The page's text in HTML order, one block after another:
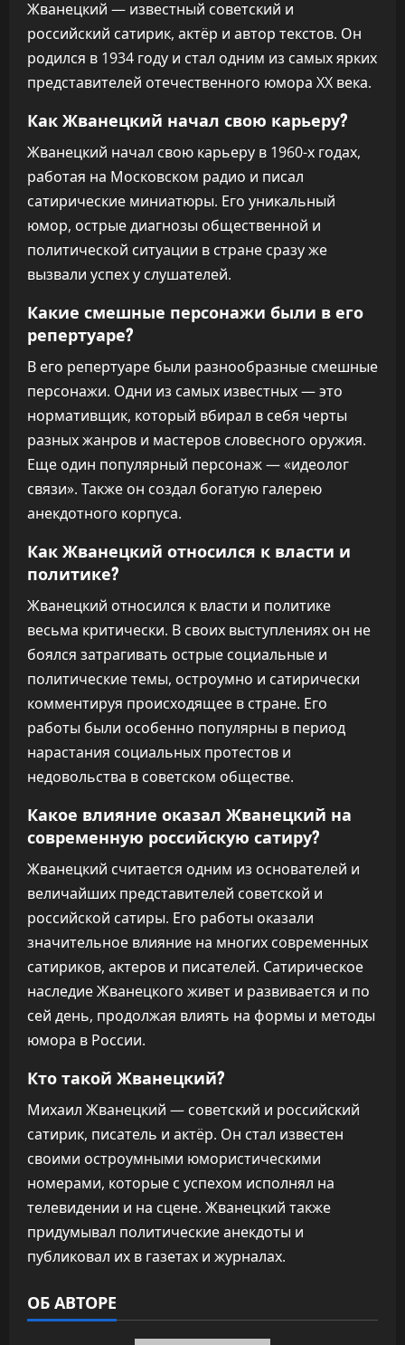
Жванецкий — известный советский и
российский сатирик, актёр и автор текстов. Он
родился в 1934 году и стал одним из самых ярких
представителей отечественного юмора XX века.
Как Жванецкий начал свою карьеру?
Жванецкий начал свою карьеру в 1960-х годах,
работая на Московском радио и писал
сатирические миниатюры. Его уникальный
юмор, острые диагнозы общественной и
политической ситуации в стране сразу же
вызвали успех у слушателей.
Какие смешные персонажи были в его
репертуаре?
В его репертуаре были разнообразные смешные
персонажи. Одни из самых известных — это
нормативщик, который вбирал в себя черты
разных жанров и мастеров словесного оружия.
Еще один популярный персонаж — «идеолог
связи». Также он создал богатую галерею
анекдотного корпуса.
Как Жванецкий относился к власти и
политике?
Жванецкий относился к власти и политике
весьма критически. В своих выступлениях он не
боялся затрагивать острые социальные и
политические темы, остроумно и сатирически
комментируя происходящее в стране. Его
работы были особенно популярны в период
нарастания социальных протестов и
недовольства в советском обществе.
Какое влияние оказал Жванецкий на
современную российскую сатиру?
Жванецкий считается одним из основателей и
величайших представителей советской и
российской сатиры. Его работы оказали
значительное влияние на многих современных
сатириков, актеров и писателей. Сатирическое
наследие Жванецкого живет и развивается и по
сей день, продолжая влиять на формы и методы
юмора в России.
Кто такой Жванецкий?
Михаил Жванецкий — советский и российский
сатирик, писатель и актёр. Он стал известен
своими остроумными юмористическими
номерами, которые с успехом исполнял на
телевидении и на сцене. Жванецкий также
придумывал политические анекдоты и
публиковал их в газетах и журналах.
ОБ АВТОРЕ